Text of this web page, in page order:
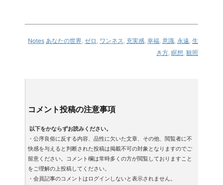
Notes あなたの世界, ゼロ , ワンネス, 充実感, 幸福, 意識, 永遠, 生
き方, 瞑想, 観照
コメント投稿の注意事項
以下をかならずお読みください。
・公序良俗に反する内容、品性に欠いた文章、その他、閲覧者に不
快感を与えると判断された投稿は掲載不可の対象となりますのでご
留意ください。コメント欄は常時多くの方が閲覧しておりますこと
をご理解の上投稿してください。
・会員記事のコメントはログインしないと表示されません。